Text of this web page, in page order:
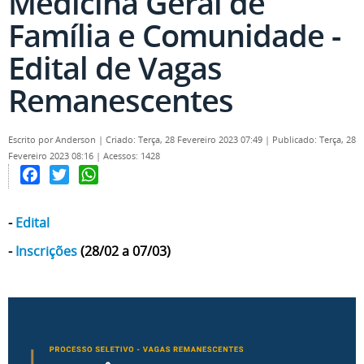
Família e Comunidade -
Edital de Vagas
Remanescentes
Escrito porAnderson | Criado: Terça, 28 Fevereiro 2023 07:49 | Publicado: Terça, 28
Fevereiro 2023 08:16 | Acessos: 1428
-Edital
-Inscrições(28/02 a 07/03)